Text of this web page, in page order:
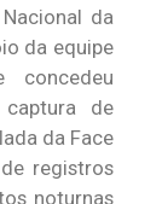
da
da equipe
concedeu
captura de
da Face
registros
noturnas